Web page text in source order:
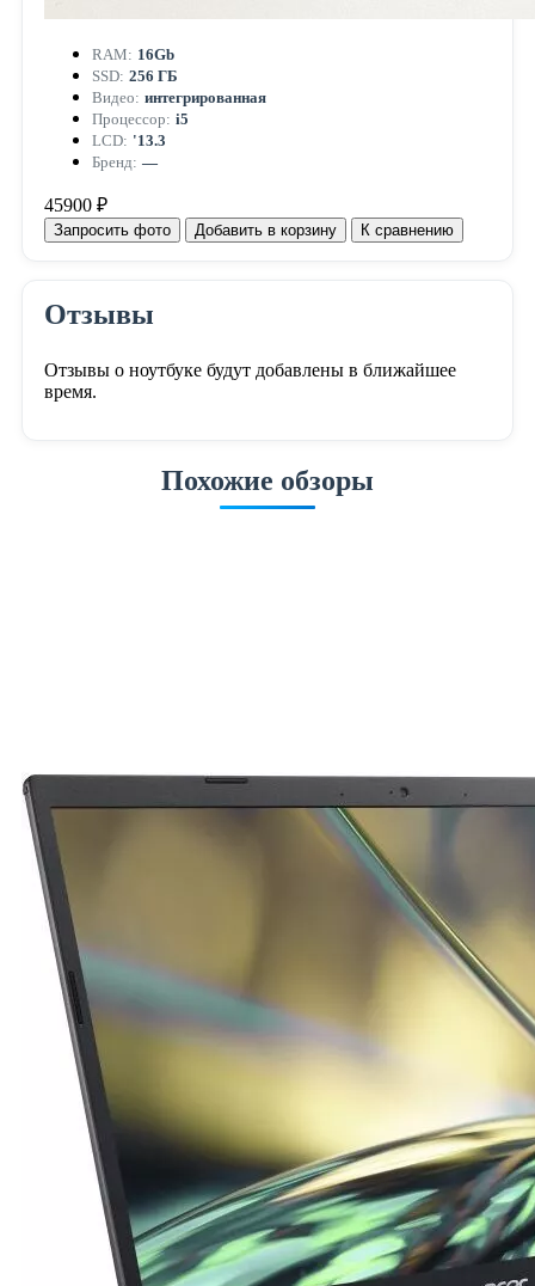
RAM: 16Gb
SSD: 256 ГБ
Видео: интегрированная
Процессор: i5
LCD: '13.3
Бренд: —
45900 ₽
Запросить фото Добавить в корзину К сравнению
Отзывы
Отзывы о ноутбуке будут добавлены в ближайшее
время.
Похожие обзоры